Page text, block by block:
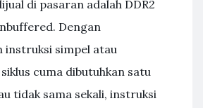
di pasaran adalah DDR2
Dengan
instruksi simpel atau
cuma dibutuhkan satu
tidak sama sekali, instruksi